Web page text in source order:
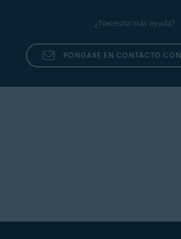
¿Necesita más ayuda?
PÓNGASE EN CONTACTO